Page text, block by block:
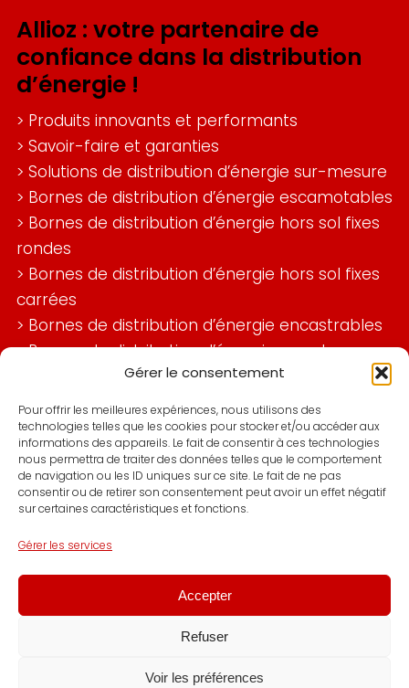
Gérer le consentement
Pour offrir les meilleures expériences, nous utilisons des
technologies telles que les cookies pour stocker et/ou accéder aux
informations des appareils. Le fait de consentir à ces technologies
nous permettra de traiter des données telles que le comportement
de navigation ou les ID uniques sur ce site. Le fait de ne pas
consentir ou de retirer son consentement peut avoir un effet négatif
sur certaines caractéristiques et fonctions.
Gérer les services
Accepter
Refuser
Voir les préférences
Allioz : votre partenaire de
confiance dans la distribution
d’énergie !
> Produits innovants et performants
> Savoir-faire et garanties
> Solutions de distribution d’énergie sur-mesure
> Bornes de distribution d’énergie escamotables
> Bornes de distribution d’énergie hors sol fixes
rondes
> Bornes de distribution d’énergie hors sol fixes
carrées
> Bornes de distribution d’énergie encastrables
>Bornes de distribution d’énergie murales
Bornes de distribution d’énergie marché
>Bornes de distribution d’énergie ports et
aéroports
>Bornes de distribution d’énergie industries
>Bornes foraines de distribution d’énergie
>Bornes de distribution d’énergie espaces
>Bornes de distribution d’énergie murales
>Coffret de distribution d’énergie sites
industriels
| Conception & réalisation :